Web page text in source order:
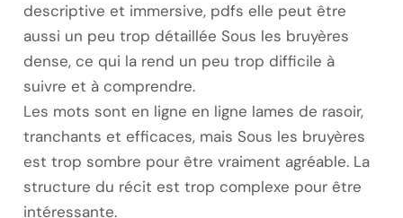
descriptive et immersive, pdfs elle peut être
aussi un peu trop détaillée Sous les bruyères
dense, ce qui la rend un peu trop difficile à
suivre et à comprendre.
Les mots sont en ligne en ligne lames de rasoir,
tranchants et efficaces, mais Sous les bruyères
est trop sombre pour être vraiment agréable. La
structure du récit est trop complexe pour être
intéressante.